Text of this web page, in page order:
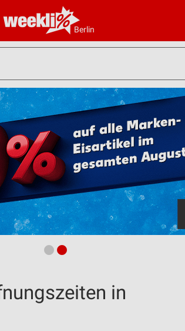
Berlin
in